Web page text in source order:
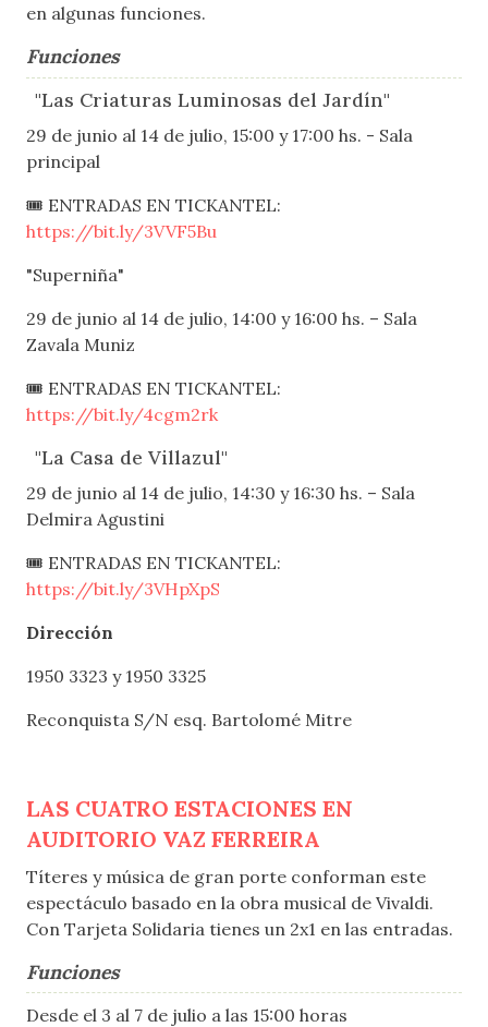
en algunas funciones.
Funciones
"Las Criaturas Luminosas del Jardín"
29 de junio al 14 de julio, 15:00 y 17:00 hs. - Sala
principal
🎟 ENTRADAS EN TICKANTEL:
https://bit.ly/3VVF5Bu
"Superniña"
29 de junio al 14 de julio, 14:00 y 16:00 hs. – Sala
Zavala Muniz
🎟 ENTRADAS EN TICKANTEL:
https://bit.ly/4cgm2rk
"La Casa de Villazul"
29 de junio al 14 de julio, 14:30 y 16:30 hs. – Sala
Delmira Agustini
🎟 ENTRADAS EN TICKANTEL:
https://bit.ly/3VHpXpS
Dirección
1950 3323 y 1950 3325
Reconquista S/N esq. Bartolomé Mitre
LAS CUATRO ESTACIONES EN
AUDITORIO VAZ FERREIRA
Títeres y música de gran porte conforman este
espectáculo basado en la obra musical de Vivaldi.
Con Tarjeta Solidaria tienes un 2x1 en las entradas.
Funciones
Desde el 3 al 7 de julio a las 15:00 horas